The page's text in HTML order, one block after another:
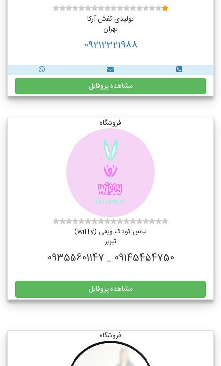
تولیدی کفش آرکا
تهران
09212321988
مشاهده پروفایل
فروشگاه
لباس کودک ویفی (wiffy)
تبریز
09145454750 _ 09355601147
مشاهده پروفایل
فروشگاه